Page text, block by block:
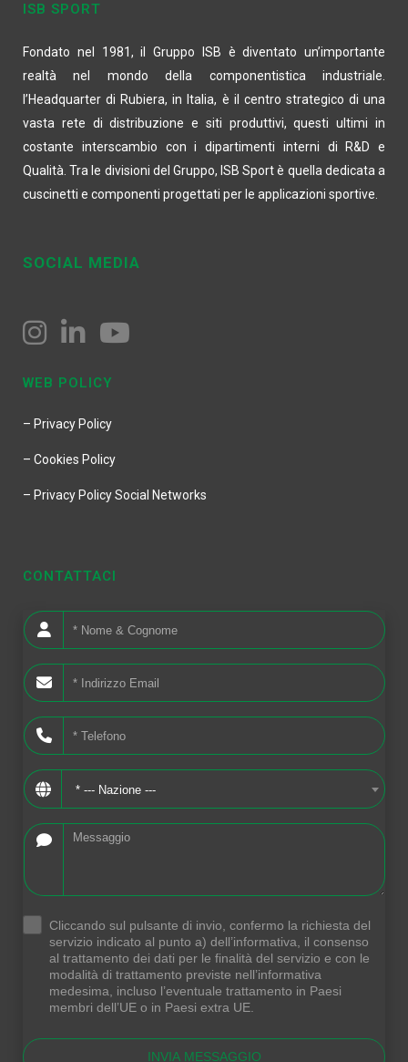
ISB SPORT
Fondato nel 1981, il Gruppo ISB è diventato un’importante
realtà nel mondo della componentistica industriale.
l’Headquarter di Rubiera, in Italia, è il centro strategico di una
vasta rete di distribuzione e siti produttivi, questi ultimi in
costante interscambio con i dipartimenti interni di R&D e
Qualità. Tra le divisioni del Gruppo, ISB Sport è quella dedicata a
cuscinetti e componenti progettati per le applicazioni sportive.
SOCIAL MEDIA
WEB POLICY
– Privacy Policy
– Cookies Policy
– Privacy Policy Social Networks
CONTATTACI
* --- Nazione ---
Cliccando sul pulsante di invio, confermo la richiesta del
servizio indicato al punto a) dell’informativa, il consenso
al trattamento dei dati per le finalità del servizio e con le
modalità di trattamento previste nell’informativa
medesima, incluso l’eventuale trattamento in Paesi
membri dell’UE o in Paesi extra UE.
INVIA MESSAGGIO